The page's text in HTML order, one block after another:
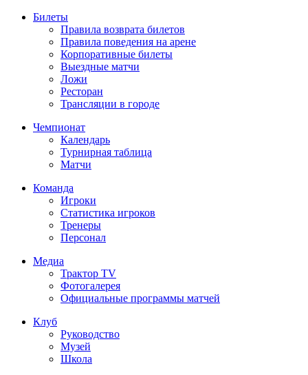
Билеты
Правила возврата билетов
Правила поведения на арене
Корпоративные билеты
Выездные матчи
Ложи
Ресторан
Трансляции в городе
Чемпионат
Календарь
Турнирная таблица
Матчи
Команда
Игроки
Статистика игроков
Тренеры
Персонал
Медиа
Трактор TV
Фотогалерея
Официальные программы матчей
Клуб
Руководство
Музей
Школа